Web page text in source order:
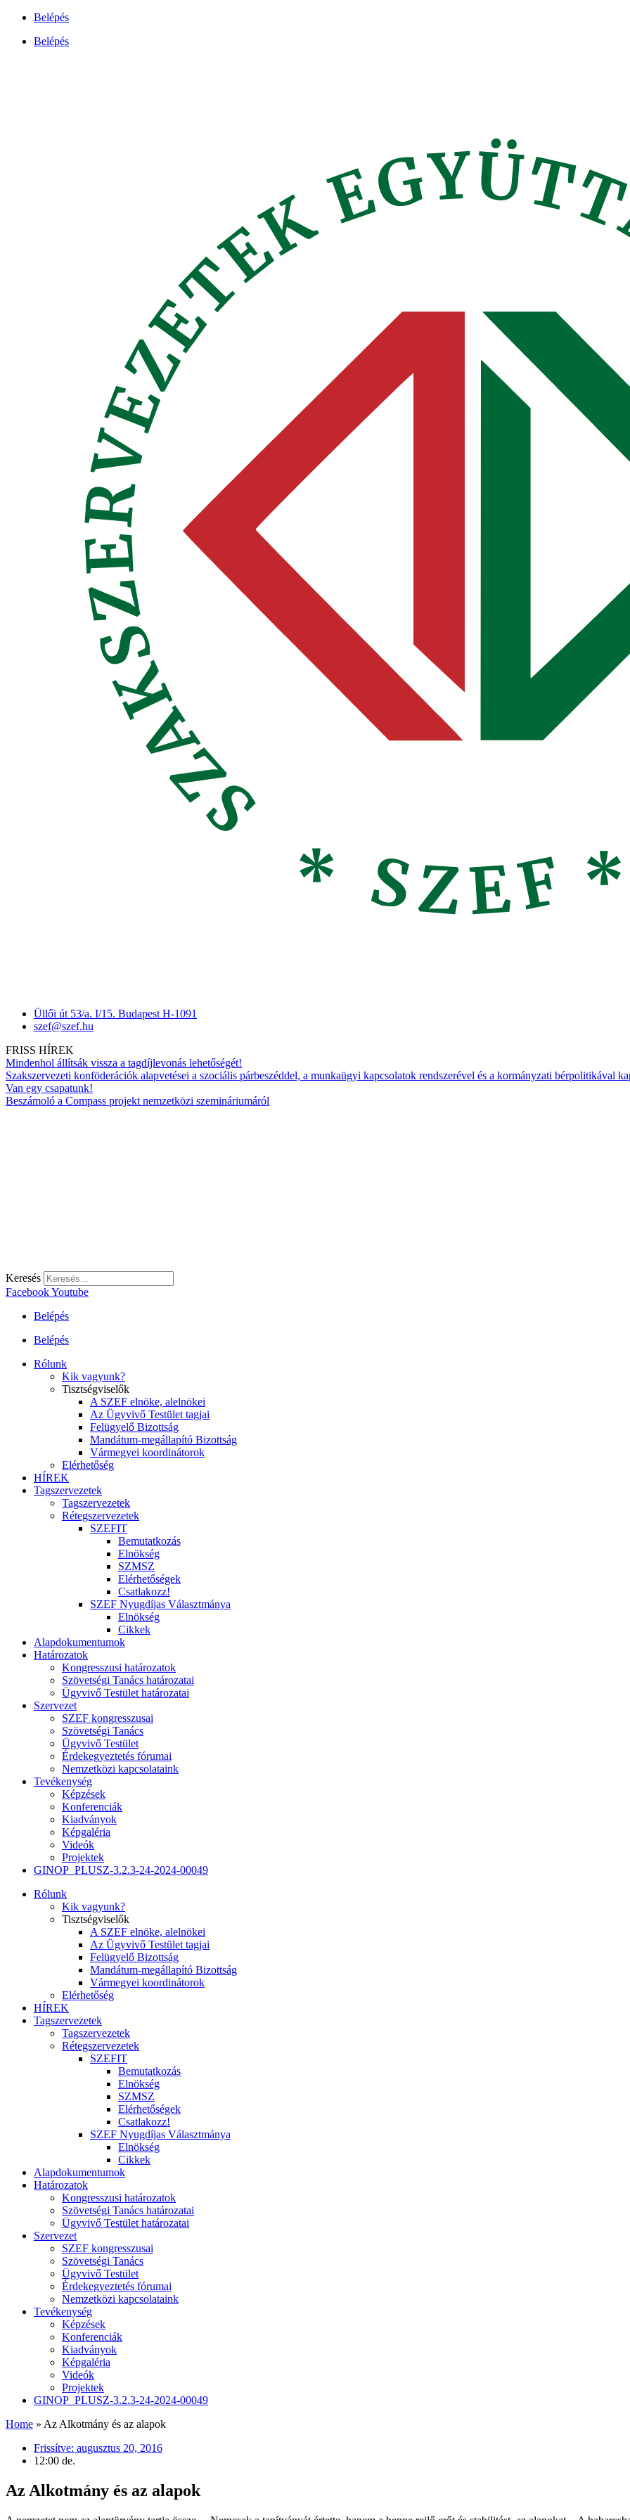
Ugrás
tartalomhoz
Belépés
Belépés
Üllői út 53/a. I/15. Budapest H-1091
szef@szef.hu
FRISS HÍREK
Mindenhol állítsák vissza a tagdíjlevonás lehetőségét!
Szakszervezeti konföderációk alapvetései a szociális párbeszéddel, a munkaügyi kapcsolatok rendszerével és a kormányzati bérpolitikával
Van egy csapatunk!
Beszámoló a Compass projekt nemzetközi szemináriumáról
Keresés
FacebookYoutube
Belépés
Belépés
Rólunk
Kik vagyunk?
Tisztségviselők
A SZEF elnöke, alelnökei
Az Ügyvivő Testület tagjai
Felügyelő Bizottság
Mandátum-megállapító Bizottság
Vármegyei koordinátorok
Elérhetőség
HÍREK
Tagszervezetek
Tagszervezetek
Rétegszervezetek
SZEFIT
Bemutatkozás
Elnökség
SZMSZ
Elérhetőségek
Csatlakozz!
SZEF Nyugdíjas Választmánya
Elnökség
Cikkek
Alapdokumentumok
Határozatok
Kongresszusi határozatok
Szövetségi Tanács határozatai
Ügyvivő Testület határozatai
Szervezet
SZEF kongresszusai
Szövetségi Tanács
Ügyvivő Testület
Érdekegyeztetés fórumai
Nemzetközi kapcsolataink
Tevékenység
Képzések
Konferenciák
Kiadványok
Képgaléria
Videók
Projektek
GINOP_PLUSZ-3.2.3-24-2024-00049
Rólunk
Kik vagyunk?
Tisztségviselők
A SZEF elnöke, alelnökei
Az Ügyvivő Testület tagjai
Felügyelő Bizottság
Mandátum-megállapító Bizottság
Vármegyei koordinátorok
Elérhetőség
HÍREK
Tagszervezetek
Tagszervezetek
Rétegszervezetek
SZEFIT
Bemutatkozás
Elnökség
SZMSZ
Elérhetőségek
Csatlakozz!
SZEF Nyugdíjas Választmánya
Elnökség
Cikkek
Alapdokumentumok
Határozatok
Kongresszusi határozatok
Szövetségi Tanács határozatai
Ügyvivő Testület határozatai
Szervezet
SZEF kongresszusai
Szövetségi Tanács
Ügyvivő Testület
Érdekegyeztetés fórumai
Nemzetközi kapcsolataink
Tevékenység
Képzések
Konferenciák
Kiadványok
Képgaléria
Videók
Projektek
GINOP_PLUSZ-3.2.3-24-2024-00049
Home » Az Alkotmány és az alapok
Frissítve: augusztus 20, 2016
12:00 de.
Az Alkotmány és az alapok